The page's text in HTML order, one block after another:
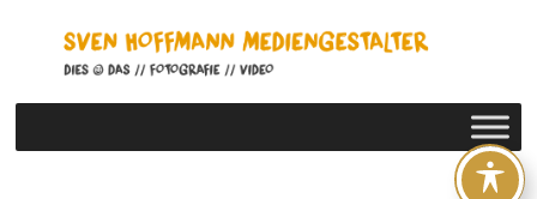
springen